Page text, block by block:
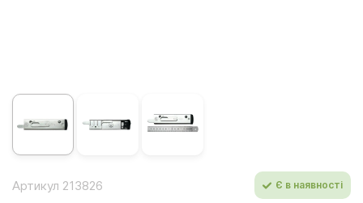
Артикул 213826 Є в наявності